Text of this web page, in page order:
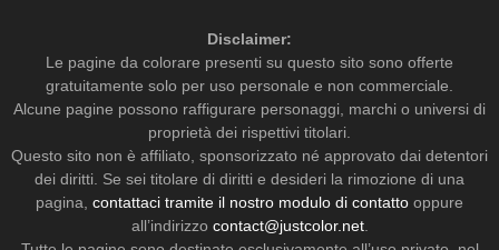
Disclaimer:
Le pagine da colorare presenti su questo sito sono offerte
gratuitamente solo per uso personale e non commerciale.
Alcune pagine possono raffigurare personaggi, marchi o universi di
proprietà dei rispettivi titolari.
Questo sito non è affiliato, sponsorizzato né approvato dai detentori
dei diritti. Se sei titolare di diritti e desideri la rimozione di una
pagina, contattaci tramite il nostro modulo di contatto oppure
all’indirizzo contact@justcolor.net.